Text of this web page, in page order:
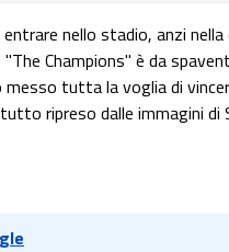
nello stadio, anzi nella
Champions" è da
messo tutta la voglia di
ripreso dalle immagini di